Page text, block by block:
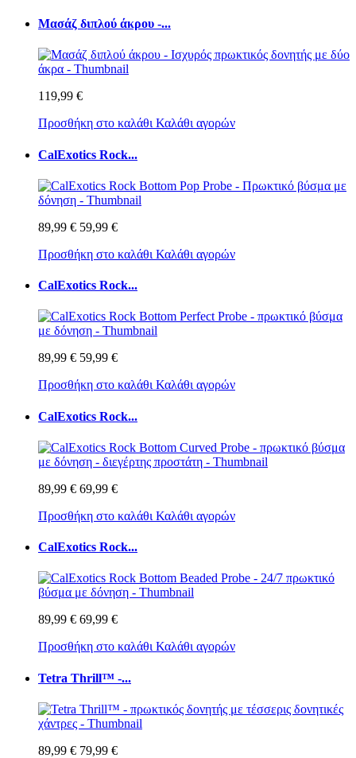
Μασάζ διπλού άκρου -...
119,99 €
Προσθήκη στο καλάθι Καλάθι αγορών
CalExotics Rock...
89,99 € 59,99 €
Προσθήκη στο καλάθι Καλάθι αγορών
CalExotics Rock...
89,99 € 59,99 €
Προσθήκη στο καλάθι Καλάθι αγορών
CalExotics Rock...
89,99 € 69,99 €
Προσθήκη στο καλάθι Καλάθι αγορών
CalExotics Rock...
89,99 € 69,99 €
Προσθήκη στο καλάθι Καλάθι αγορών
Tetra Thrill™ -...
89,99 € 79,99 €